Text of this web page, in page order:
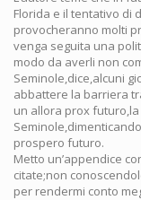
Florida e il tentativo di
provocheranno molti
venga seguita una
modo da averli non
Seminole,dice,alcuni
abbattere la barriera
un allora prox futuro,la
prospero futuro.
Metto un’appendice
citate;non
per rendermi conto